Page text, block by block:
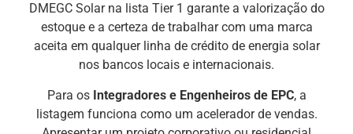
DMEGC Solar na lista Tier 1 garante a valorização do
estoque e a certeza de trabalhar com uma marca
aceita em qualquer linha de crédito de energia solar
nos bancos locais e internacionais.
Para os Integradores e Engenheiros de EPC, a
listagem funciona como um acelerador de vendas.